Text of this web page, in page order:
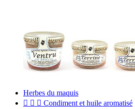
Herbes du maquis
   Condiment et huile aromatisé